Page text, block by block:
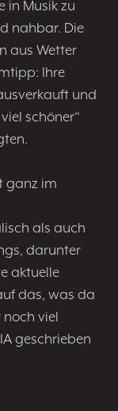
in Musik zu
nahbar. Die
aus Wetter
Ihre
und
schöner“
ganz im
als auch
darunter
aktuelle
das, was da
noch viel
geschrieben